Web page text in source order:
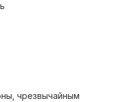
чрезвычайным